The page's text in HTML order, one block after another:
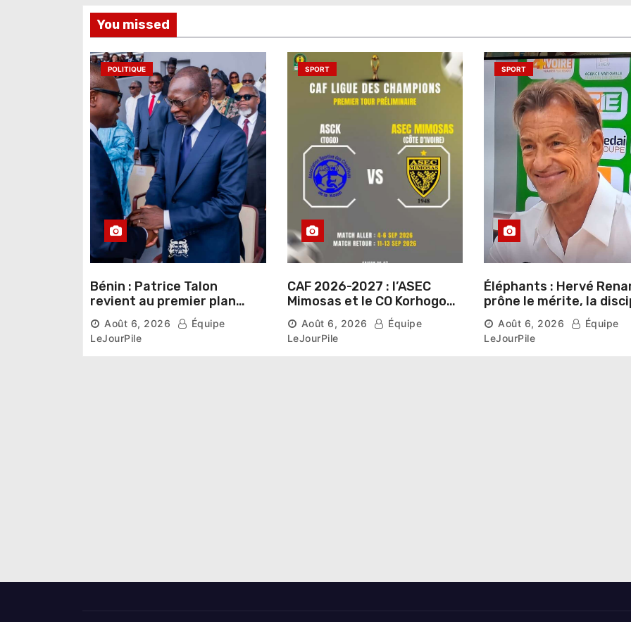
l
’
a
r
t
i
c
l
e
You missed
POLITIQUE
Bénin : Patrice Talon
revient au premier plan
institutionnel comme
premier président du Sénat
Août 6, 2026
Équipe
LeJourPile
SPORT
CAF 2026-2027 : l’ASEC
Mimosas et le CO Korhogo
connaissent leur route vers
la phase de groupes
Août 6, 2026
Équipe
LeJourPile
SPORT
Éléphants : Hervé
prône le mérite, la
et l’esprit collectif
nouveau départ
Août 6, 2026
Équipe
LeJourPile